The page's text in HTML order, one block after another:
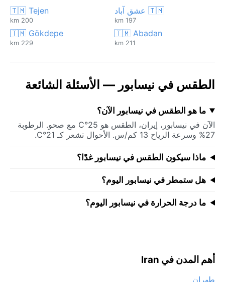
🇹🇲 عشق آباد
197 km
🇹🇲 Tejen
200 km
🇹🇲 Abadan
211 km
🇹🇲 Gökdepe
229 km
الطقس في نيسابور — الأسئلة الشائعة
ما هو الطقس في نيسابور الآن؟
الآن في نيسابور، إيران، الطقس هو 25°C مع صحو. الرطوبة
27% وسرعة الرياح 13 كم/س. الأحوال تشعر كـ 21°C.
ماذا سيكون الطقس في نيسابور غدًا؟
هل ستمطر في نيسابور اليوم؟
ما درجة الحرارة في نيسابور اليوم؟
أهم المدن في Iran
طهران